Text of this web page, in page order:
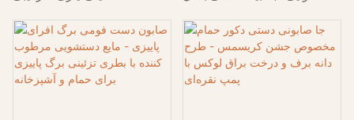
محیط زیست
طراوت‌بخش از رایحه مرکبات و
گیلاس. مرطوب‌کننده، ملایم و
مناسب برای آشپزخانه و حمام.
اضافه کنید. مناسب برای
هالووین، پاییز و دکوراسیون
حمام یا پیشخوان آشپزخانه در